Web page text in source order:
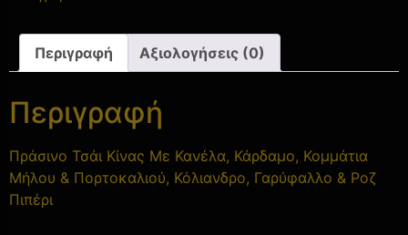
Περιγραφή Αξιολογήσεις (0)
Περιγραφή
Πράσινο Τσάι Κίνας Με Κανέλα, Κάρδαμο, Κομμάτια
Μήλου & Πορτοκαλιού, Κόλιανδρο, Γαρύφαλλο & Ροζ
Πιπέρι